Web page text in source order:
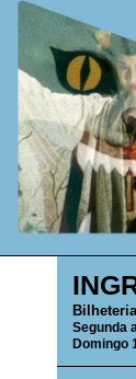
Segunda
Domingo